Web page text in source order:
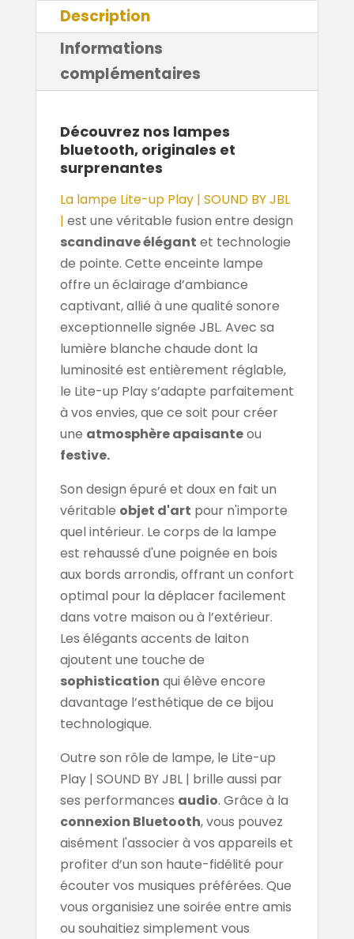
Description
Informations
complémentaires
Découvrez nos lampes
bluetooth, originales et
surprenantes
La lampe Lite-up Play | SOUND BY JBL
| est une véritable fusion entre design
scandinave élégant et technologie
de pointe. Cette enceinte lampe
offre un éclairage d’ambiance
captivant, allié à une qualité sonore
exceptionnelle signée JBL. Avec sa
lumière blanche chaude dont la
luminosité est entièrement réglable,
le Lite-up Play s’adapte parfaitement
à vos envies, que ce soit pour créer
une atmosphère apaisanteou
festive.
Son design épuré et doux en fait un
véritable objet d'art pour n'importe
quel intérieur. Le corps de la lampe
est rehaussé d'une poignée en bois
aux bords arrondis, offrant un confort
optimal pour la déplacer facilement
dans votre maison ou à l’extérieur.
Les élégants accents de laiton
ajoutent une touche de
sophistication qui élève encore
davantage l’esthétique de ce bijou
technologique.
Outre son rôle de lampe, le Lite-up
Play | SOUND BY JBL | brille aussi par
ses performances audio. Grâce à la
connexion Bluetooth, vous pouvez
aisément l'associer à vos appareils et
profiter d’un son haute-fidélité pour
écouter vos musiques préférées. Que
vous organisiez une soirée entre amis
ou souhaitiez simplement vous